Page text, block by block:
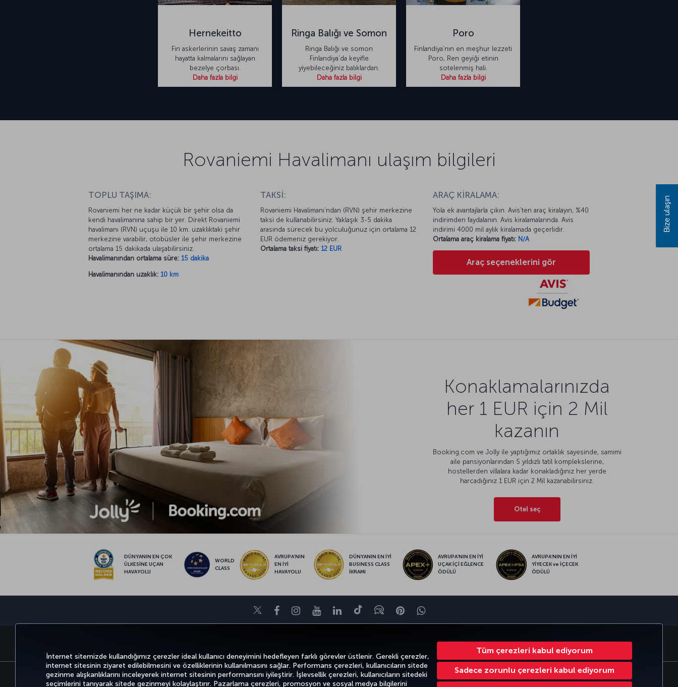
İnternet sitemizde kullandığımız çerezler ideal kullanıcı deneyimini hedefleyen farklı görevler üstlenir. Gerekli çerezler,
internet sitesinin ziyaret edilebilmesini ve özelliklerinin kullanılmasını sağlar. Performans çerezleri, kullanıcıların sitede
gezinme alışkanlıklarını inceleyerek internet sitesinin performansını iyileştirir. İşlevsellik çerezleri, kullanıcıların sitedeki
seçimlerini tanıyarak sitede gezinmeyi kolaylaştırır. Pazarlama çerezleri, promosyon ve sosyal medya bilgilerini
Tüm çerezleri kabul ediyorum
Sadece zorunlu çerezleri kabul ediyorum
Hernekeitto
Fin askerlerinin savaş zamanı
hayatta kalmalarını sağlayan
bezelye çorbası.
Daha fazla bilgi
Ringa Balığı ve Somon
Ringa Balığı ve somon
Finlandiya’da keyifle
yiyebileceğiniz balıklardan.
Daha fazla bilgi
Poro
Finlandiya’nın en meşhur lezzeti
Poro, Ren geyiği etinin
sotelenmiş hali.
Daha fazla bilgi
Rovaniemi Havalimanı ulaşım bilgileri
TOPLU TAŞIMA:
Rovaniemi her ne kadar küçük bir şehir olsa da
kendi havalimanına sahip bir yer. Direkt Rovaniemi
havalimanı (RVN) uçuşu ile 10 km. uzaklıktaki şehir
merkezine varabilir, otobüsler ile şehir merkezine
ortalama 15 dakikada ulaşabilirsiniz.
Havalimanından ortalama süre: 15 dakika
Havalimanından uzaklık: 10 km
TAKSİ:
Rovaniemi Havalimanı’ndan (RVN) şehir merkezine
taksi de kullanabilirsiniz. Yaklaşık 3-5 dakika
arasında sürecek bu yolculuğunuz için ortalama 12
EUR ödemeniz gerekiyor.
Ortalama taksi fiyatı: 12 EUR
ARAÇ KİRALAMA:
Yola ek avantajlarla çıkın. Avis’ten araç kiralayın, %40
indirimden faydalanın. Avis kiralamalarında. Avis
indirimi 4000 mil aylık kiralamada geçerlidir.
Ortalama araç kiralama fiyatı: N/A
Araç seçeneklerini gör
Konaklamalarınızda
her 1 EUR için 2 Mil
kazanın
Booking.com ve Jolly ile yaptığımız ortaklık sayesinde, samimi
aile pansiyonlarından 5 yıldızlı tatil komplekslerine,
hostellerden villalara kadar konakladığınız her yerde
harcadığınız 1 EUR için 2 Mil kazanabilirsiniz.
Otel seç
DÜNYANIN EN ÇOK
ÜLKESİNE UÇAN
HAVAYOLU
WORLD
CLASS
AVRUPA’NIN
EN İYİ
HAVAYOLU
DÜNYANIN EN İYİ
BUSINESS CLASS
İKRAMI
AVRUPA’NIN EN İYİ
UÇAK İÇİ EĞLENCE
ÖDÜLÜ
AVRUPA’NIN EN İYİ
YİYECEK ve İÇECEK
ÖDÜLÜ
TwitterFacebookInstagram
YoutubeLinkedIn
TiktokBlogPinterestWhatsapp
CORPORATE CLUB TÜRK HAVA YOLLARI
Bilgi Toplumu Hizmetleri Erişilebilirlik Gizlilik ve Çerez Politikası Yasal Uyarı Yolcu Hakları
Bize ulaşın